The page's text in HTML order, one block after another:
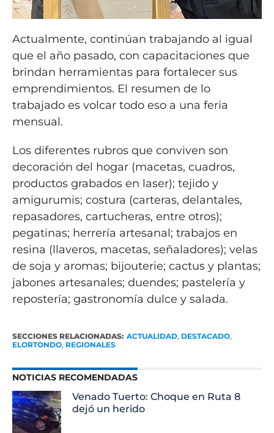
Actualmente, continúan trabajando al igual
que el año pasado, con capacitaciones que
brindan herramientas para fortalecer sus
emprendimientos. El resumen de lo
trabajado es volcar todo eso a una feria
mensual.
Los diferentes rubros que conviven son
decoración del hogar (macetas, cuadros,
productos grabados en laser); tejido y
amigurumis; costura (carteras, delantales,
repasadores, cartucheras, entre otros);
pegatinas; herrería artesanal; trabajos en
resina (llaveros, macetas, señaladores); velas
de soja y aromas; bijouterie; cactus y plantas;
jabones artesanales; duendes; pastelería y
repostería; gastronomía dulce y salada.
SECCIONES RELACIONADAS: ACTUALIDAD, DESTACADO,
ELORTONDO, REGIONALES
NOTICIAS RECOMENDADAS
Venado Tuerto: Choque en Ruta 8
dejó un herido